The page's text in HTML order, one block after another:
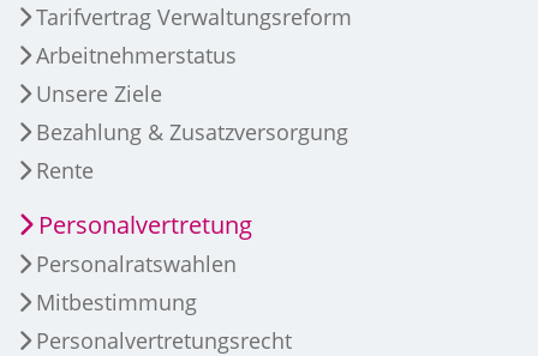
Tarifvertrag Verwaltungsreform
Arbeitnehmerstatus
Unsere Ziele
Bezahlung & Zusatzversorgung
Rente
Personalvertretung
Personalratswahlen
Mitbestimmung
Personalvertretungsrecht